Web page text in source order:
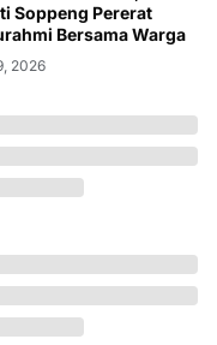
Soppeng Pererat
Bersama Warga
2026